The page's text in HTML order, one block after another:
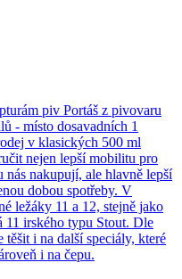
piv Portáš z pivovaru
- místo dosavadních 1
v klasických 500 ml
nejen lepší mobilitu pro
nás nakupují, ale hlavně lepší
dobou spotřeby. V
ležáky 11 a 12, stejně jako
11 irského typu Stout. Dle
těšit i na další speciály, které
i na čepu.